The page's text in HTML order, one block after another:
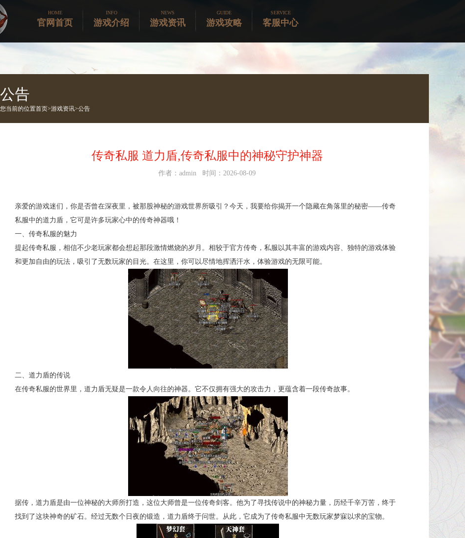
HOME
官网首页
INFO
游戏介绍
NEWS
游戏资讯
GUIDE
游戏攻略
SERVICE
客服中心
公告
您当前的位置首页>游戏资讯>公告
传奇私服 道力盾,传奇私服中的神秘守护神器
作者：admin 时间：2026-08-09
亲爱的游戏迷们，你是否曾在深夜里，被那股神秘的游戏世界所吸引？今天，我要给你揭开一个隐藏在角落里的秘密——传奇
私服中的道力盾，它可是许多玩家心中的传奇神器哦！
一、传奇私服的魅力
提起传奇私服，相信不少老玩家都会想起那段激情燃烧的岁月。相较于官方传奇，私服以其丰富的游戏内容、独特的游戏体验
和更加自由的玩法，吸引了无数玩家的目光。在这里，你可以尽情地挥洒汗水，体验游戏的无限可能。
二、道力盾的传说
在传奇私服的世界里，道力盾无疑是一款令人向往的神器。它不仅拥有强大的攻击力，更蕴含着一段传奇故事。
据传，道力盾是由一位神秘的大师所打造，这位大师曾是一位传奇剑客。他为了寻找传说中的神秘力量，历经千辛万苦，终于
找到了这块神奇的矿石。经过无数个日夜的锻造，道力盾终于问世。从此，它成为了传奇私服中无数玩家梦寐以求的宝物。